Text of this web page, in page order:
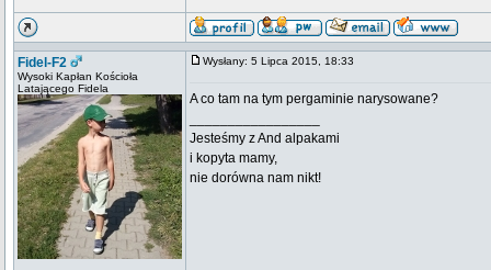
Fidel-F2
Wysoki Kapłan Kościoła
Latającego Fidela
Wysłany: 5 Lipca 2015, 18:33
A co tam na tym pergaminie narysowane?
Jesteśmy z And alpakami
i kopyta mamy,
nie dorówna nam nikt!